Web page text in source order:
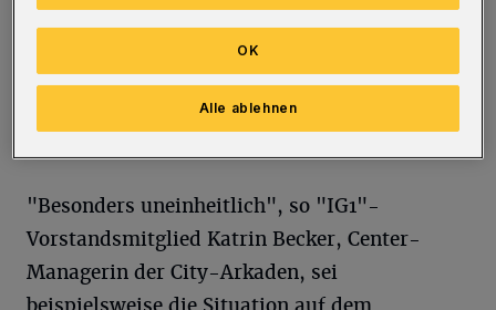
Von Stefan Seitz
"Besonders uneinheitlich", so "IG1"-
Vorstandsmitglied Katrin Becker, Center-
Managerin der City-Arkaden, sei
Alle ablehnen
OK